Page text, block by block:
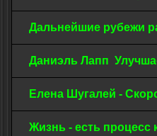
Дальнейшие рубежи
Даниэль Лапп
Елена Шугалей -
Жизнь - есть